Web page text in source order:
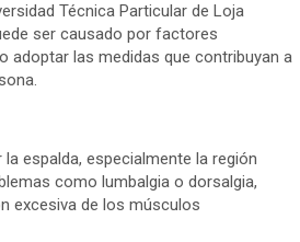
Técnica Particular de Loja
ser causado por factores
adoptar las medidas que contribuyan a
espalda, especialmente la región
como lumbalgia o dorsalgia,
excesiva de los músculos